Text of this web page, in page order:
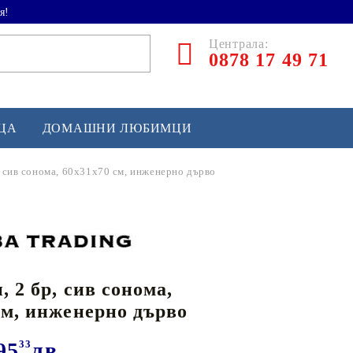
Централа:
0878 17 49 71
и софтбол
и лакрос
спортно оборудване
ДОМАШНИ ЛЮБИМЦИ
сонома, 60x31x70 см, инженерно дърво
2 бр, сив сонома,
инженерно дърво
33